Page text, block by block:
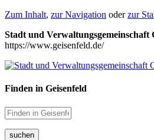
Zum Inhalt, zur Navigation oderzur
Stadt und Verwaltungsgemeinschaft
https://www.geisenfeld.de/
Finden in Geisenfeld
suchen